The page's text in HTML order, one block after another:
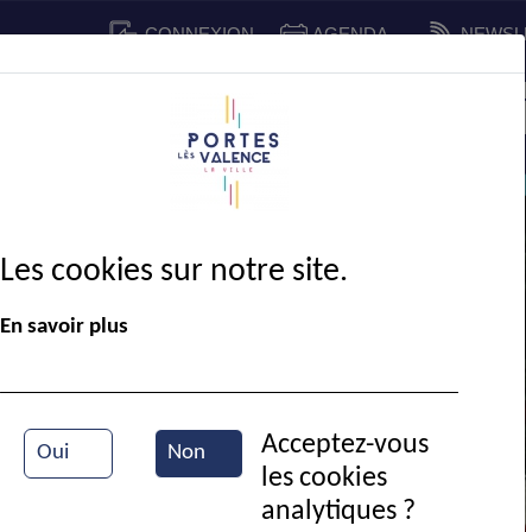
CONNEXION AGENDA
CADRE DE VIE SPORT ET
GALA DE DANSE 2024
Les cookies sur notre site.
En savoir plus
Oui Non
Acceptez-vous
les cookies
analytiques ?